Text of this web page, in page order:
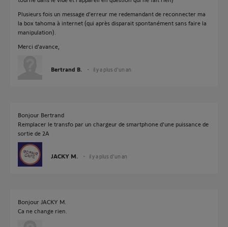
Plusieurs fois un message d'erreur me redemandant de reconnecter ma
la box tahoma à internet (qui après disparait spontanément sans faire la
manipulation).
Merci d'avance,
Bertrand B. il y a plus d'un an
Bonjour Bertrand
Remplacer le transfo par un chargeur de smartphone d'une puissance de
sortie de 2A
JACKY M. il y a plus d'un an
Bonjour JACKY M.
Ca ne change rien.